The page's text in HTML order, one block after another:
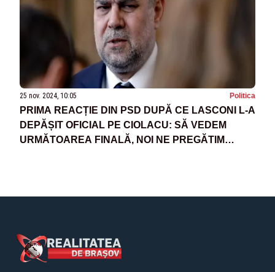
25 nov. 2024, 10:05 Politica
PRIMA REACȚIE DIN PSD DUPĂ CE LASCONI L-A
DEPĂȘIT OFICIAL PE CIOLACU: SĂ VEDEM
URMĂTOAREA FINALĂ, NOI NE PREGĂTIM